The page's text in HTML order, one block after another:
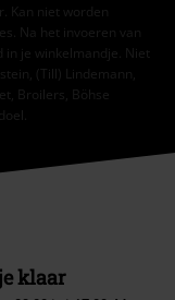
Kan niet worden
Na het invoeren van
in je winkelmandje. Niet
(Till) Lindemann,
Broilers, Böhse
klaar